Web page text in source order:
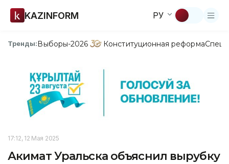
KAZINFORM РУ
Тренды:Выборы-2026 Конституционная реформа
17:12, 12 Мая 2025
Акимат Уральска объяснил вырубку